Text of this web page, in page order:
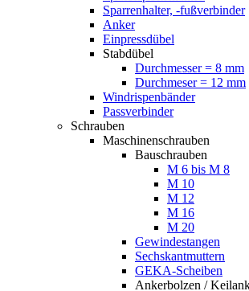
Sparrenhalter, -fußverbinder
Anker
Einpressdübel
Stabdübel
Durchmesser = 8 mm
Durchmeser = 12 mm
Windrispenbänder
Passverbinder
Schrauben
Maschinenschrauben
Bauschrauben
M 6 bis M 8
M 10
M 12
M 16
M 20
Gewindestangen
Sechskantmuttern
GEKA-Scheiben
Ankerbolzen /